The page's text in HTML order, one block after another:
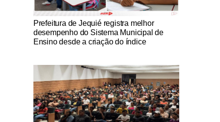
Notícias Católicas
Prefeitura de Jequié registra melhor
desempenho do Sistema Municipal de
Ensino desde a criação do índice